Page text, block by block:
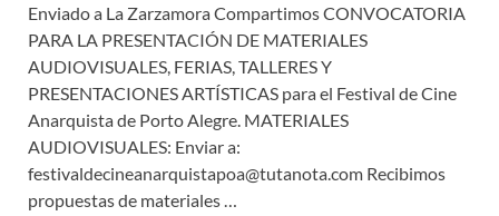
Enviado a La Zarzamora Compartimos CONVOCATORIA
PARA LA PRESENTACIÓN DE MATERIALES
AUDIOVISUALES, FERIAS, TALLERES Y
PRESENTACIONES ARTÍSTICAS para el Festival de Cine
Anarquista de Porto Alegre. MATERIALES
AUDIOVISUALES: Enviar a:
festivaldecineanarquistapoa@tutanota.com Recibimos
propuestas de materiales …